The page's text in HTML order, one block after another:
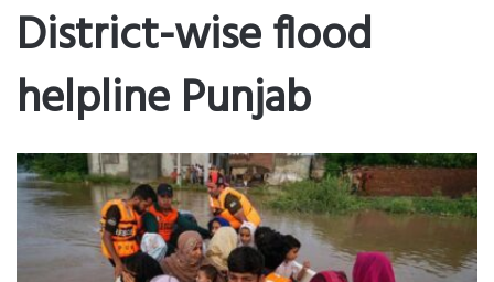
District-wise flood
helpline Punjab